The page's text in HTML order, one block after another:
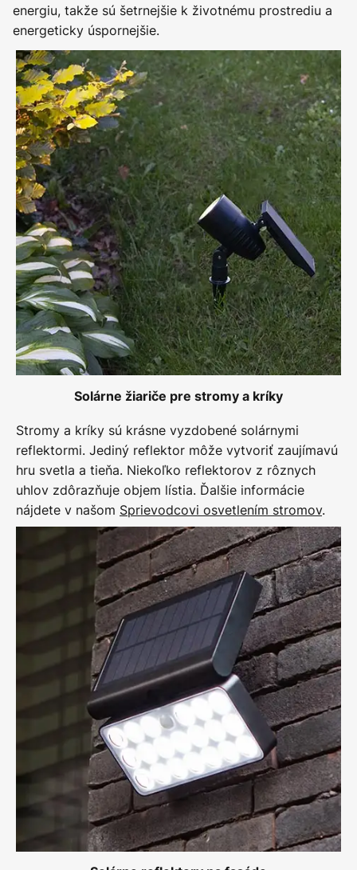
energiu, takže sú šetrnejšie k životnému prostrediu a
energeticky úspornejšie.
Solárne žiariče pre stromy a kríky
Stromy a kríky sú krásne vyzdobené solárnymi
reflektormi. Jediný reflektor môže vytvoriť zaujímavú
hru svetla a tieňa. Niekoľko reflektorov z rôznych
uhlov zdôrazňuje objem lístia. Ďalšie informácie
nájdete v našom Sprievodcovi osvetlením stromov.